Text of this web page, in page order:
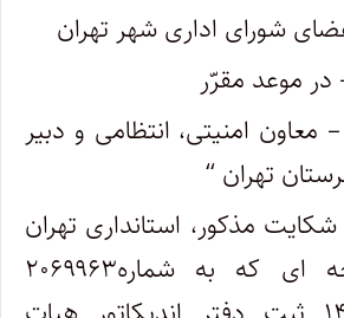
شورای اداری شهر تهران
موعد مقرّر
انتظامی و دبیر
تهران “
مذکور، استانداری تهران
به موجب لایحه ای که به شماره۲۰۶۹۹۶۳